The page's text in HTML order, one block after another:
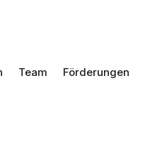
Team Förderungen